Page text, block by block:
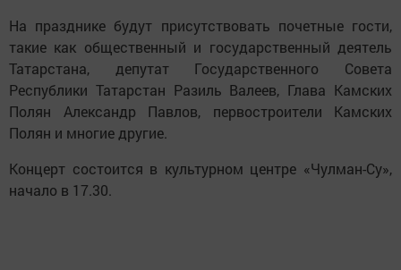
На празднике будут присутствовать почетные гости,
такие как общественный и государственный деятель
Татарстана, депутат Государственного Совета
Республики Татарстан Разиль Валеев, Глава Камских
Полян Александр Павлов, первостроители Камских
Полян и многие другие.
Концерт состоится в культурном центре «Чулман-Су»,
начало в 17.30.